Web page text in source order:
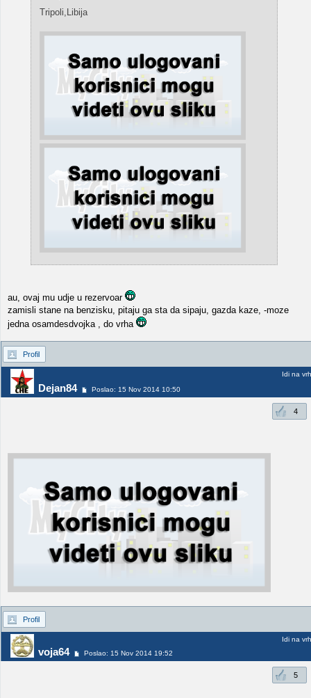
Tripoli,Libija
au, ovaj mu udje u rezervoar
zamisli stane na benzisku, pitaju ga sta da sipaju, gazda kaze, -moze
jedna osamdesdvojka , do vrha
Profil
Dejan84 Poslao: 15 Nov 2014 10:50
Idi na vrh
4
Profil
voja64 Poslao: 15 Nov 2014 19:52
Idi na vrh
5